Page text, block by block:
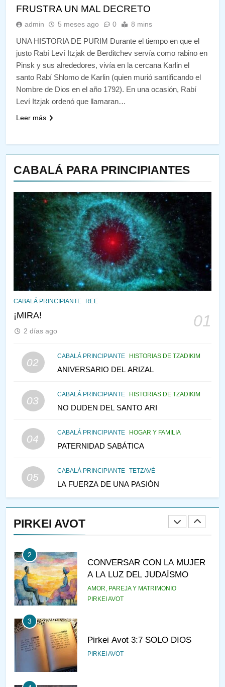
CABALÁ PARA PRINCIPIANTES
CABALÁ PRINCIPIANTE REE
¡MIRA! 01
2 días ago
02
CABALÁ PRINCIPIANTE HISTORIAS DE TZADIKIM
ANIVERSARIO DEL ARIZAL
03
CABALÁ PRINCIPIANTE HISTORIAS DE TZADIKIM
NO DUDEN DEL SANTO ARI
04
CABALÁ PRINCIPIANTE HOGAR Y FAMILIA
PATERNIDAD SABÁTICA
05
CABALÁ PRINCIPIANTE TETZAVÉ
LA FUERZA DE UNA PASIÓN
PIRKEI AVOT
¿QUIÉN ES SABIO? EL QUE
VE LO QUE VA A NACER
PENSAMIENTO JUDÍO PIRKEI AVOT
145
146
CABALÁ Y JASIDUT: EL
PENSAMIENTO JUDÍO PIRKEI AVOT
VEAMOS ¿POR QUÉ
IEHOSHÚA? Y LA QUEJA DE
1
RAZI ¿QUIÉN ES SABIO?
2
CONVERSAR CON LA MUJER
A LA LUZ DEL JUDAÍSMO
AMOR, PAREJA Y MATRIMONIO
PIRKEI AVOT
3
Pirkei Avot 3:7 SOLO DIOS
PIRKEI AVOT
FRUSTRA UN MAL DECRETO
admin 5 meses ago 0 8 mins
UNA HISTORIA DE PURIM Durante el tiempo en que el
justo Rabí Leví Itzjak de Berditchev servía como rabino en
Pinsk y sus alrededores, vivía en la cercana Karlin el
santo Rabí Shlomo de Karlin (quien murió santificando el
Nombre de Dios en el año 1792). En una ocasión, Rabí
Leví Itzjak ordenó que llamaran…
Leer más